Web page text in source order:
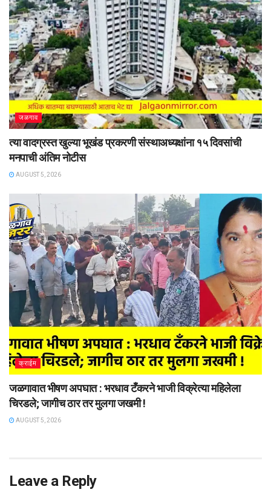
जळगाव
त्या वादग्रस्त खुल्या भूखंड प्रकरणी संस्थाअध्यक्षांना १५ दिवसांची
मनपाची अंतिम नोटीस
AUGUST 5, 2026
क्राईम
जळगावात भीषण अपघात : भरधाव टँकरने भाजी विक्रेत्या महिलेला
चिरडले; जागीच ठार तर मुलगा जखमी !
AUGUST 5, 2026
Leave a Reply